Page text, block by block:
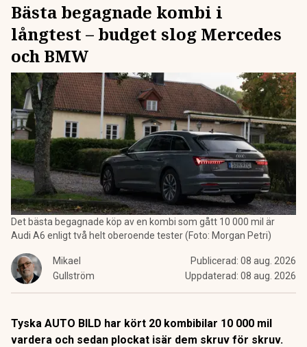
Bästa begagnade kombi i
långtest – budget slog Mercedes
och BMW
Det bästa begagnade köp av en kombi som gått 10 000 mil är
Audi A6 enligt två helt oberoende tester (Foto: Morgan Petri)
Mikael
Gullström
Publicerad: 08 aug. 2026
Uppdaterad: 08 aug. 2026
Tyska AUTO BILD har kört 20 kombibilar 10 000 mil
vardera och sedan plockat isär dem skruv för skruv.